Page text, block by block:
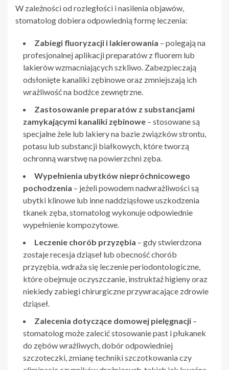
W zależności od rozległości i nasilenia objawów,
stomatolog dobiera odpowiednią formę leczenia:
Zabiegi fluoryzacji i lakierowania – polegają na
profesjonalnej aplikacji preparatów z fluorem lub
lakierów wzmacniających szkliwo. Zabezpieczają
odsłonięte kanaliki zębinowe oraz zmniejszają ich
wrażliwość na bodźce zewnętrzne.
Zastosowanie preparatów z substancjami
zamykającymi kanaliki zębinowe – stosowane są
specjalne żele lub lakiery na bazie związków strontu,
potasu lub substancji białkowych, które tworzą
ochronną warstwę na powierzchni zęba.
Wypełnienia ubytków niepróchnicowego
pochodzenia – jeżeli powodem nadwrażliwości są
ubytki klinowe lub inne naddziąsłowe uszkodzenia
tkanek zęba, stomatolog wykonuje odpowiednie
wypełnienie kompozytowe.
Leczenie chorób przyzębia – gdy stwierdzona
zostaje recesja dziąseł lub obecność chorób
przyzębia, wdraża się leczenie periodontologiczne,
które obejmuje oczyszczanie, instruktaż higieny oraz
niekiedy zabiegi chirurgiczne przywracające zdrowie
dziąseł.
Zalecenia dotyczące domowej pielęgnacji –
stomatolog może zalecić stosowanie past i płukanek
do zębów wrażliwych, dobór odpowiedniej
szczoteczki, zmianę techniki szczotkowania czy